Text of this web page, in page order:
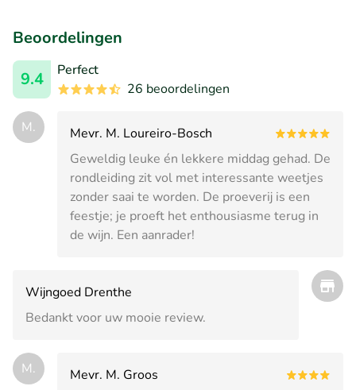
Beoordelingen
9.4
Perfect
26 beoordelingen
M.
Mevr. M. Loureiro-Bosch
Geweldig leuke én lekkere middag gehad. De
rondleiding zit vol met interessante weetjes
zonder saai te worden. De proeverij is een
feestje; je proeft het enthousiasme terug in
de wijn. Een aanrader!
Wijngoed Drenthe
Bedankt voor uw mooie review.
M.
Mevr. M. Groos